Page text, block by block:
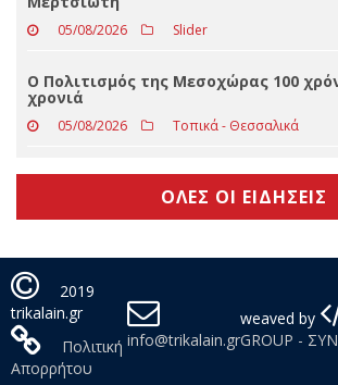
05/08/2026
δήλωση του Αντιδημάρχου
Μερτσιώτη
05/08/2026 Slider
Ο Πολιτισμός της Μεσοχώρας 100
05/08/2026 Τοπικά - Θεσσαλικά